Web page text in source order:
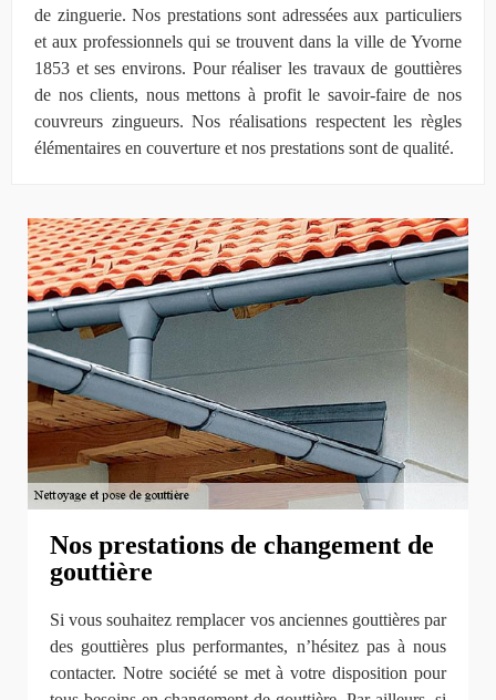
de zinguerie. Nos prestations sont adressées aux particuliers
et aux professionnels qui se trouvent dans la ville de Yvorne
1853 et ses environs. Pour réaliser les travaux de gouttières
de nos clients, nous mettons à profit le savoir-faire de nos
couvreurs zingueurs. Nos réalisations respectent les règles
élémentaires en couverture et nos prestations sont de qualité.
Nos prestations de changement de
gouttière
Si vous souhaitez remplacer vos anciennes gouttières par
des gouttières plus performantes, n’hésitez pas à nous
contacter. Notre société se met à votre disposition pour